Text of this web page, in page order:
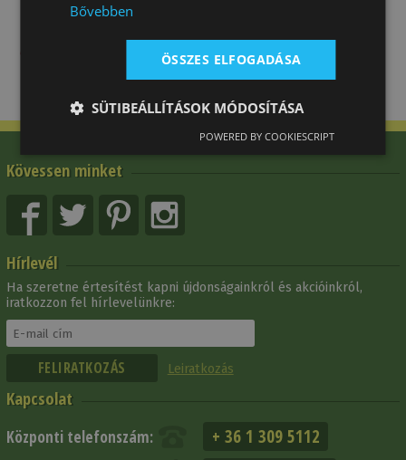
Kövessen minket
Hírlevél
Ha szeretne értesítést kapni újdonságainkról és akcióinkról,
iratkozzon fel hírlevelünkre:
Leiratkozás
Kapcsolat
Központi telefonszám: + 36 1 309 5112
Bővebben
ÖSSZES ELFOGADÁSA
SÜTIBEÁLLÍTÁSOK MÓDOSÍTÁSA
POWERED BY COOKIESCRIPT